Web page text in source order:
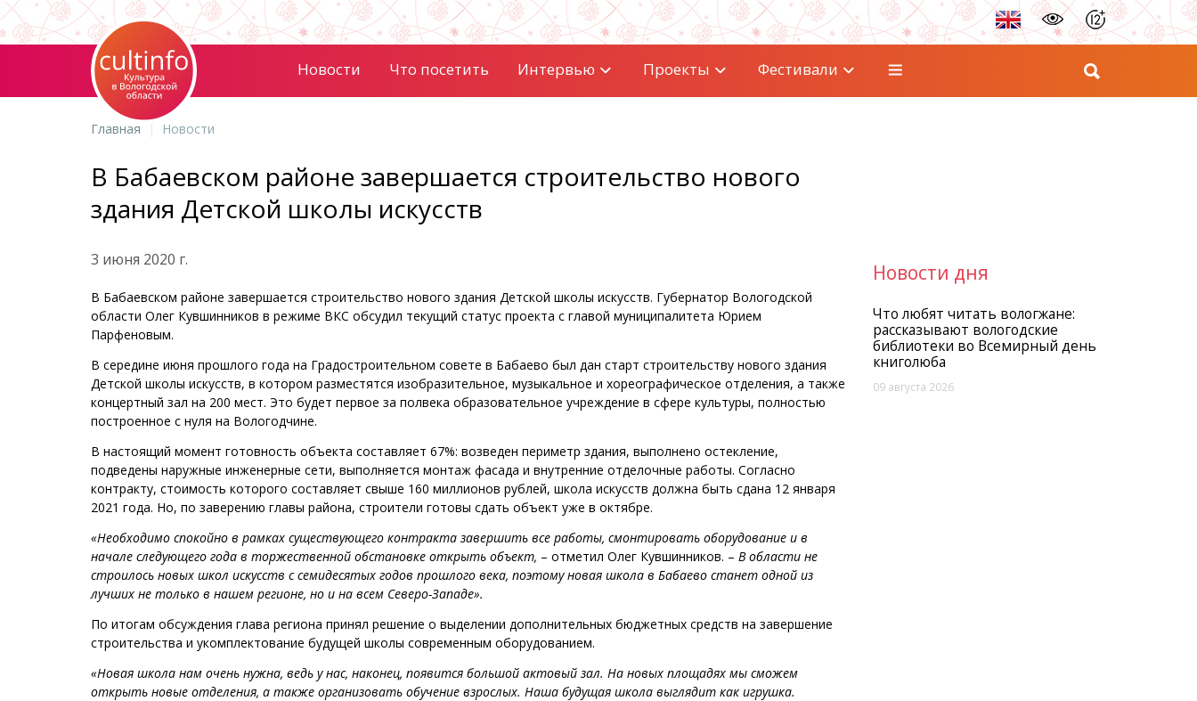
Новости Что посетить Интервью Проекты Фестивали
Главная Новости
В Бабаевском районе завершается строительство нового
здания Детской школы искусств
3 июня 2020 г.
В Бабаевском районе завершается строительство нового здания Детской школы искусств. Губернатор Вологодской
области Олег Кувшинников в режиме ВКС обсудил текущий статус проекта с главой муниципалитета Юрием
Парфеновым.
В середине июня прошлого года на Градостроительном совете в Бабаево был дан старт строительству нового здания
Детской школы искусств, в котором разместятся изобразительное, музыкальное и хореографическое отделения, а также
концертный зал на 200 мест. Это будет первое за полвека образовательное учреждение в сфере культуры, полностью
построенное с нуля на Вологодчине.
В настоящий момент готовность объекта составляет 67%: возведен периметр здания, выполнено остекление,
подведены наружные инженерные сети, выполняется монтаж фасада и внутренние отделочные работы. Согласно
контракту, стоимость которого составляет свыше 160 миллионов рублей, школа искусств должна быть сдана 12 января
2021 года. Но, по заверению главы района, строители готовы сдать объект уже в октябре.
«Необходимо спокойно в рамках существующего контракта завершить все работы, смонтировать оборудование и в
начале следующего года в торжественной обстановке открыть объект, – отметил Олег Кувшинников. – В области не
строилось новых школ искусств с семидесятых годов прошлого века, поэтому новая школа в Бабаево станет одной из
лучших не только в нашем регионе, но и на всем Северо-Западе».
По итогам обсуждения глава региона принял решение о выделении дополнительных бюджетных средств на завершение
строительства и укомплектование будущей школы современным оборудованием.
«Новая школа нам очень нужна, ведь у нас, наконец, появится большой актовый зал. На новых площадях мы сможем
открыть новые отделения, а также организовать обучение взрослых. Наша будущая школа выглядит как игрушка.
Новости дня
Что любят читать вологжане:
рассказывают вологодские
библиотеки во Всемирный день
книголюба
09 августа 2026